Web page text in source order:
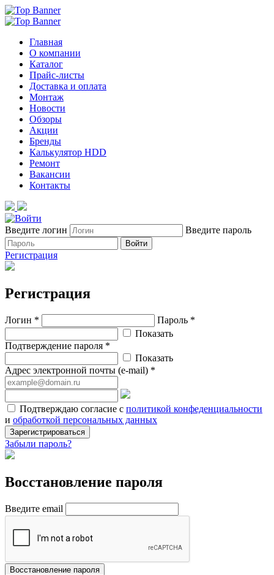
Главная
О компании
Каталог
Прайс-листы
Доставка и оплата
Монтаж
Новости
Обзоры
Акции
Бренды
Калькулятор HDD
Ремонт
Вакансии
Контакты
Введите логин Введите пароль
Войти
Регистрация
Регистрация
Логин *
Пароль *
Показать
Подтверждение пароля *
Показать
Адрес электронной почты (e-mail) *
Подтверждаю согласие с политикой конфеденциальности
и обработкой персональных данных
Зарегистрироваться
Забыли пароль?
Восстановление пароля
Введите email
Восстановление пароля